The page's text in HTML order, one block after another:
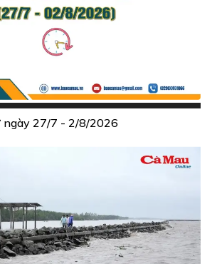
27/7 - 2/8/2026